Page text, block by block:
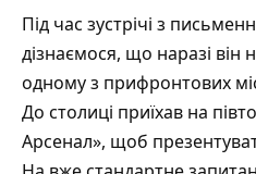
Під час зустрічі з
дізнаємося, що наразі він
одному з прифронтових
До столиці приїхав на
Арсенал», щоб